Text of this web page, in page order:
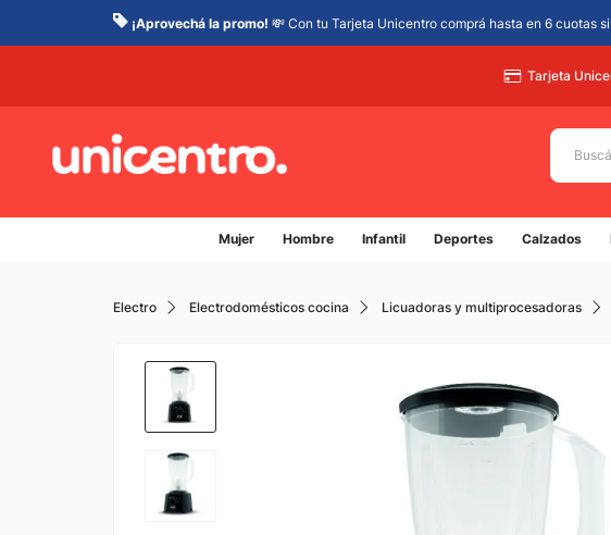
¡Aprovechá la promo! 💸 Con tu Tarjeta Unicentro comprá hasta en 6 cuotas
Tarjeta
Mujer Hombre Infantil Deportes Calzados
Electro Electrodomésticos cocina Licuadoras y multiprocesadoras
Términos más
5. botin